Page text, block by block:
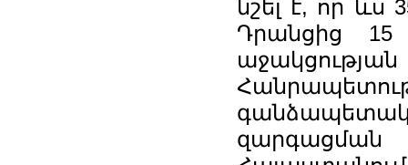
նշել է, որ ևս
Դրանցից 15
զարգացման